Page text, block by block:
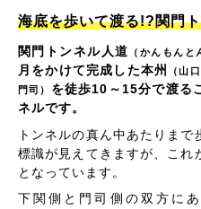
海底を歩いて渡る!?関門
関門トンネル人道 （かんもんと
月をかけて完成した本州
（山
門司）
を徒歩10～15分で渡る
ネルです。
トンネルの真ん中あたりま
標識が見えてきますが、これ
となっています。
下関側と門司側の双方に